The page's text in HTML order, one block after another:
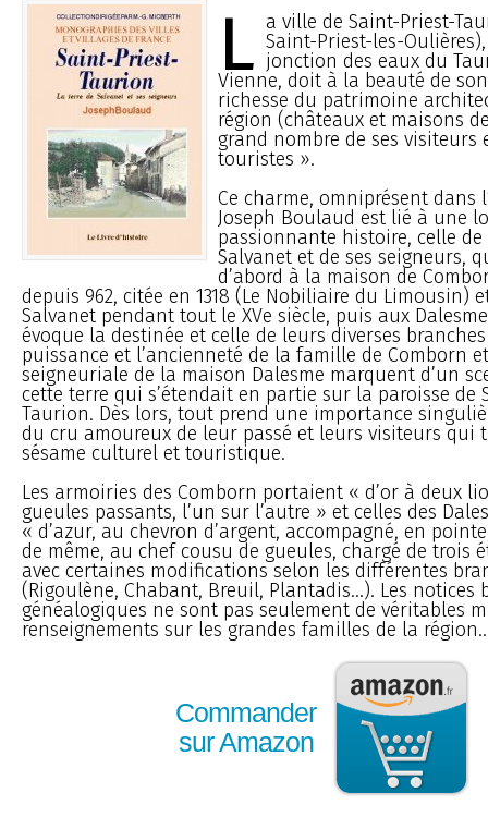
L a ville de Saint-Priest-
Saint-Priest-les-
jonction des eaux du
Vienne, doit à la beauté de
richesse du patrimoine
région (châteaux et maisons
grand nombre de ses visiteurs
touristes ».
Ce charme, omniprésent dans
Joseph Boulaud est lié à une
passionnante histoire, celle
Salvanet et de ses seigneurs,
d’abord à la maison de
depuis 962, citée en 1318 (Le Nobiliaire du Limousin)
Salvanet pendant tout le XVe siècle, puis aux
évoque la destinée et celle de leurs diverses branches
puissance et l’ancienneté de la famille de Comborn
seigneuriale de la maison Dalesme marquent d’un
cette terre qui s’étendait en partie sur la paroisse de
Taurion. Dès lors, tout prend une importance
du cru amoureux de leur passé et leurs visiteurs qui
sésame culturel et touristique.
Les armoiries des Comborn portaient « d’or à deux
gueules passants, l’un sur l’autre » et celles des
« d’azur, au chevron d’argent, accompagné, en
de même, au chef cousu de gueules, chargé de trois
avec certaines modifications selon les différentes
(Rigoulène, Chabant, Breuil, Plantadis...). Les notices
généalogiques ne sont pas seulement de véritables
renseignements sur les grandes familles de la
Commander
sur Amazon